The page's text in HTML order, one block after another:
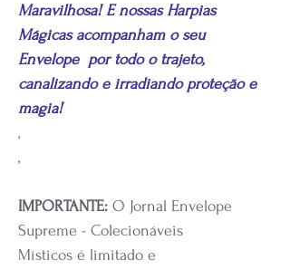
Maravilhosa! E nossas Harpias
Mágicas acompanham o seu
Envelope por todo o trajeto,
canalizando e irradiando proteção e
magia!
,
,
IMPORTANTE: O Jornal Envelope
Supreme - Colecionáveis
Místicos é limitado e